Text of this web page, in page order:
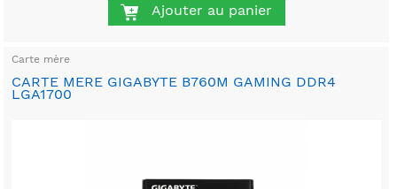
Ajouter au panier
Carte mère
CARTE MERE GIGABYTE B760M GAMING DDR4
LGA1700